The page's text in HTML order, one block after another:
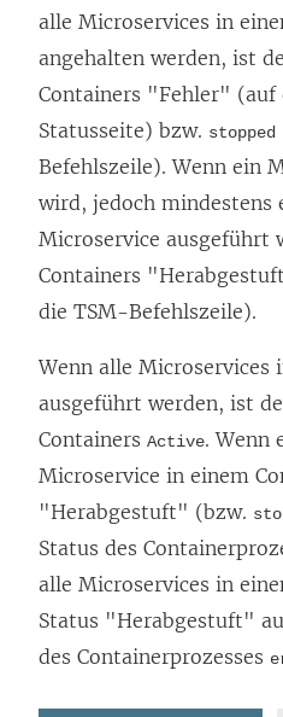
alle Microservices in
angehalten werden, ist
Containers "Fehler" (auf
Statusseite) bzw. stopped
Befehlszeile). Wenn ein
wird, jedoch mindestens
Microservice ausgeführt
Containers
die TSM-Befehlszeile).
Wenn alle Microservices
ausgeführt werden, ist
Containers Active. Wenn
Microservice in einem
"Herabgestuft" (bzw.
Status des
alle Microservices in
Status "Herabgestuft"
des Containerprozesses